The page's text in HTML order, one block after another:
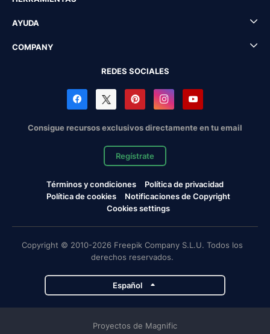
AYUDA
COMPANY
REDES SOCIALES
Consigue recursos exclusivos directamente en tu email
Regístrate
Términos y condiciones
Política de privacidad
Política de cookies
Notificaciones de Copyright
Cookies settings
Copyright © 2010-2026 Freepik Company S.L.U. Todos los
derechos reservados.
Español
Proyectos de Magnific